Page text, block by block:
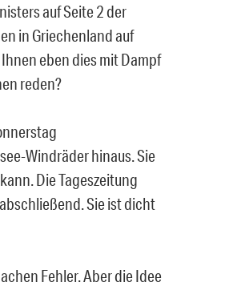
auf Seite 2 der
in Griechenland auf
eben dies mit Dampf
reden?
Windräder hinaus. Sie
Die Tageszeitung
Sie ist dicht
Fehler. Aber die Idee